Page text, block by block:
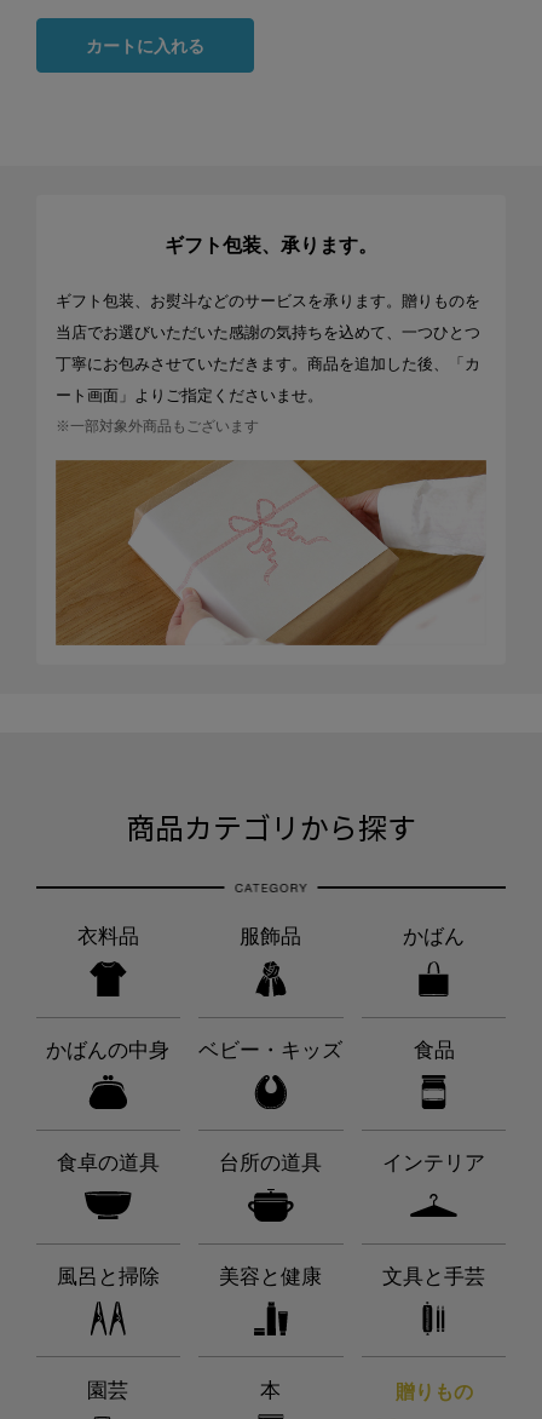
カートに入れる
ギフト包装、承ります。
ギフト包装、お熨斗などのサービスを承ります。贈りものを
当店でお選びいただいた感謝の気持ちを込めて、一つひとつ
丁寧にお包みさせていただきます。商品を追加した後、「カ
ート画面」よりご指定くださいませ。
※一部対象外商品もございます
商品カテゴリから探す
衣料品 服飾品 かばん
かばんの中身 ベビー・キッズ 食品
食卓の道具 台所の道具 インテリア
風呂と掃除 美容と健康 文具と手芸
園芸 本 贈りもの